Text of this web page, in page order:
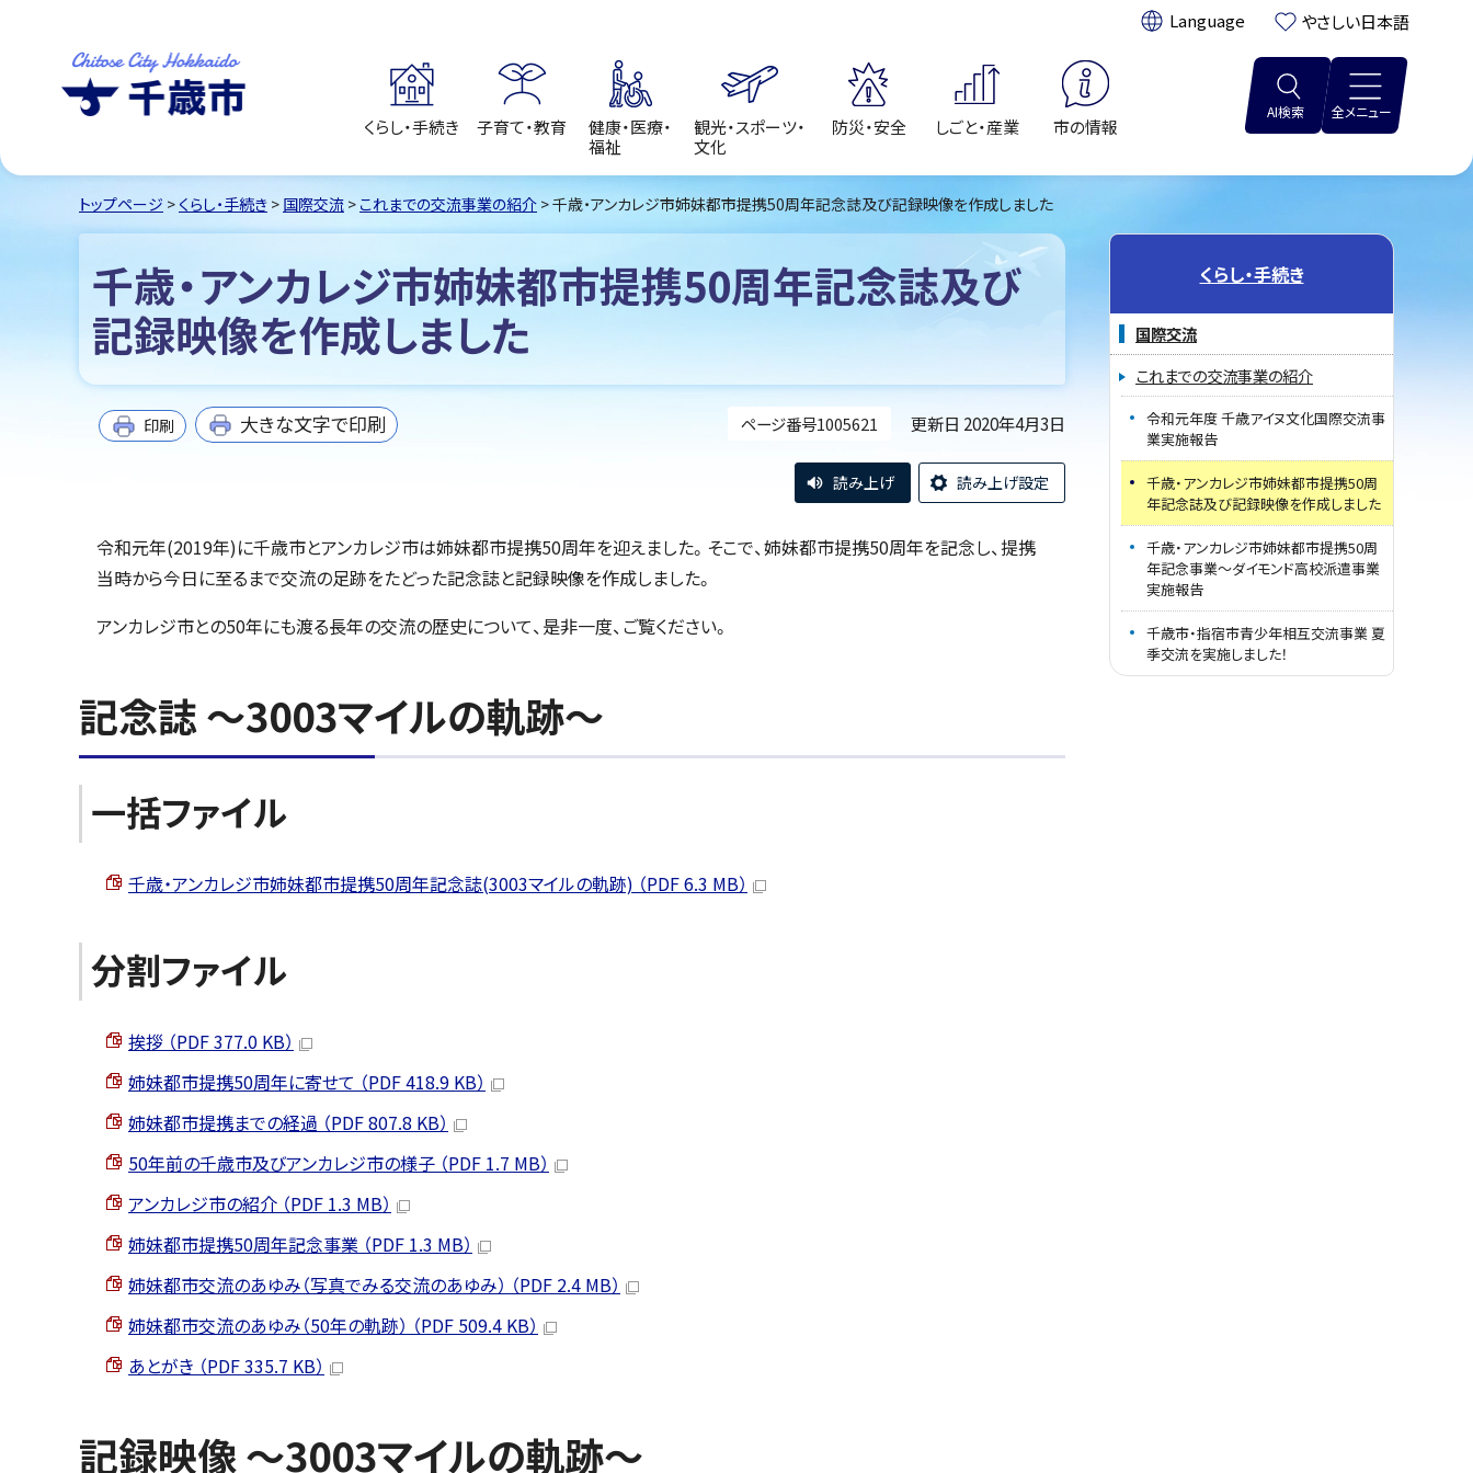
翻訳: やさしい日本語
くらし・手続き 子育て・教育
健康・医療・
福祉
観光・スポーツ・
文化
防災・安全 しごと・産業 市の情報
AI検索 全メニュー
トップページ > くらし・手続き > 国際交流 > これまでの交流事業の紹介 > 千歳・アンカレジ市姉妹都市提携50周年記念誌及び記録映像を作成しました
千歳・アンカレジ市姉妹都市提携50周年記念誌及び
記録映像を作成しました
ページ番号1005621 更新日 2020年4月3日
印刷 大きな文字で印刷
読み上げ 読み上げ設定
令和元年(2019年)に千歳市とアンカレジ市は姉妹都市提携50周年を迎えました。そこで、姉妹都市提携50周年を記念し、提携
当時から今日に至るまで交流の足跡をたどった記念誌と記録映像を作成しました。
アンカレジ市との50年にも渡る長年の交流の歴史について、是非一度、ご覧ください。
記念誌 ～3003マイルの軌跡～
一括ファイル
千歳・アンカレジ市姉妹都市提携50周年記念誌(3003マイルの軌跡) （PDF 6.3 MB）
分割ファイル
挨拶 （PDF 377.0 KB）
姉妹都市提携50周年に寄せて （PDF 418.9 KB）
姉妹都市提携までの経過 （PDF 807.8 KB）
50年前の千歳市及びアンカレジ市の様子 （PDF 1.7 MB）
アンカレジ市の紹介 （PDF 1.3 MB）
姉妹都市提携50周年記念事業 （PDF 1.3 MB）
姉妹都市交流のあゆみ（写真でみる交流のあゆみ） （PDF 2.4 MB）
姉妹都市交流のあゆみ（50年の軌跡） （PDF 509.4 KB）
あとがき （PDF 335.7 KB）
記録映像 ～3003マイルの軌跡～
くらし・手続き
国際交流
これまでの交流事業の紹介
令和元年度 千歳アイヌ文化国際交流事
業実施報告
千歳・アンカレジ市姉妹都市提携50周
年記念誌及び記録映像を作成しました
千歳・アンカレジ市姉妹都市提携50周
年記念事業～ダイモンド高校派遣事業
実施報告
千歳市・指宿市青少年相互交流事業 夏
季交流を実施しました！